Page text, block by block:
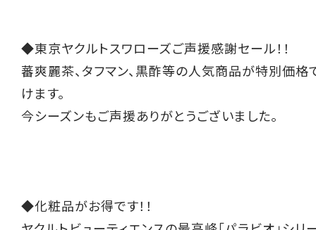
◆東京ヤクルトスワローズご声援感謝セール！！
蕃爽麗茶、タフマン、黒酢等の人気商品が特別価
けます。
今シーズンもご声援ありがとうございました。
◆化粧品がお得です！！